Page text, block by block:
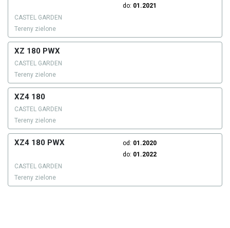
do: 01.2021
CASTEL GARDEN
Tereny zielone
XZ 180 PWX
CASTEL GARDEN
Tereny zielone
XZ4 180
CASTEL GARDEN
Tereny zielone
XZ4 180 PWX od: 01.2020
do: 01.2022
CASTEL GARDEN
Tereny zielone